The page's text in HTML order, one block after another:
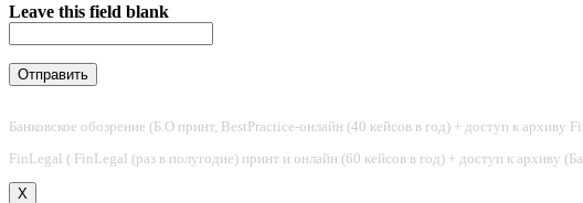
Leave this field blank
Банковское обозрение (Б.О принт, BestPractice-онлайн (40 кейсов в год) + доступ к архиву
FinLegal ( FinLegal (раз в полугодие) принт и онлайн (60 кейсов в год) + доступ к архиву
X